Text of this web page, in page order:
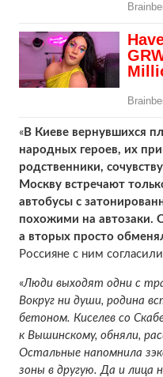
«В Киеве вернувшихся
народных героев, их
родственники,
Москву встречают
автобусы с
похожими на автозаки.
а вторых просто
Россияне с ним
«Люди выходят одни с
Вокруг ни души, родина
бетоном. Киселев со
к Вышинскому, обняли,
Остальные напомнила
зоны в другую. Да и лица